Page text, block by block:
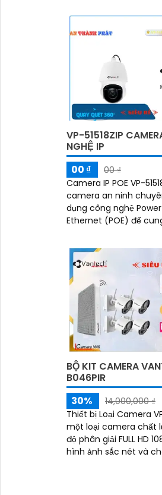
(PTZ),...
VP-51518ZIP
NGHỆ IP
00 ₫
00 ₫
Camera IP POE VP-
camera an ninh
dụng công nghệ
Ethernet (POE) để
một cáp ethernet
BỘ KIT CAMERA
B046PIR
30%
14,000,000 ₫
Thiết bị Loại Camera
một loại camera chất
độ phân giải FULL HD
hình ảnh sắc nét và